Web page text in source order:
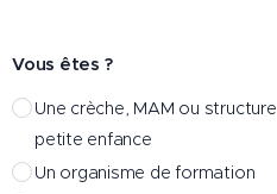
Vous êtes ?
Une crèche, MAM ou structure
petite enfance
Un organisme de formation